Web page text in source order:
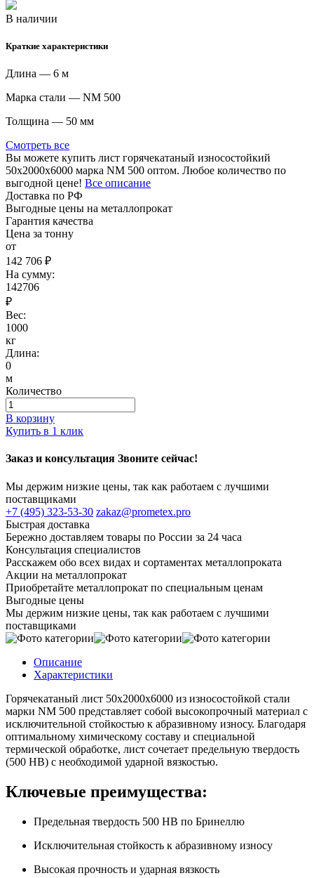
В наличии
Краткие характеристики
Длина — 6 м
Марка стали — NM 500
Толщина — 50 мм
Смотреть все
Вы можете купить лист горячекатаный износостойкий
50х2000х6000 марка NM 500 оптом. Любое количество по
выгодной цене! Все описание
Доставка по РФ
Выгодные цены на металлопрокат
Гарантия качества
Цена за тонну
от
142 706 ₽
На сумму:
142706
₽
Вес:
1000
кг
Длина:
0
м
Количество
В корзину
Купить в 1 клик
Заказ и консультация Звоните сейчас!
Мы держим низкие цены, так как работаем с лучшими
поставщиками
+7 (495) 323-53-30 zakaz@prometex.pro
Быстрая доставка
Бережно доставляем товары по России за 24 часа
Консультация специалистов
Расскажем обо всех видах и сортаментах металлопроката
Акции на металлопрокат
Приобретайте металлопрокат по специальным ценам
Выгодные цены
Мы держим низкие цены, так как работаем с лучшими
поставщиками
Описание
Характеристики
Горячекатаный лист 50х2000х6000 из износостойкой стали
марки NM 500 представляет собой высокопрочный материал с
исключительной стойкостью к абразивному износу. Благодаря
оптимальному химическому составу и специальной
термической обработке, лист сочетает предельную твердость
(500 HB) с необходимой ударной вязкостью.
Ключевые преимущества:
Предельная твердость 500 HB по Бринеллю
Исключительная стойкость к абразивному износу
Высокая прочность и ударная вязкость